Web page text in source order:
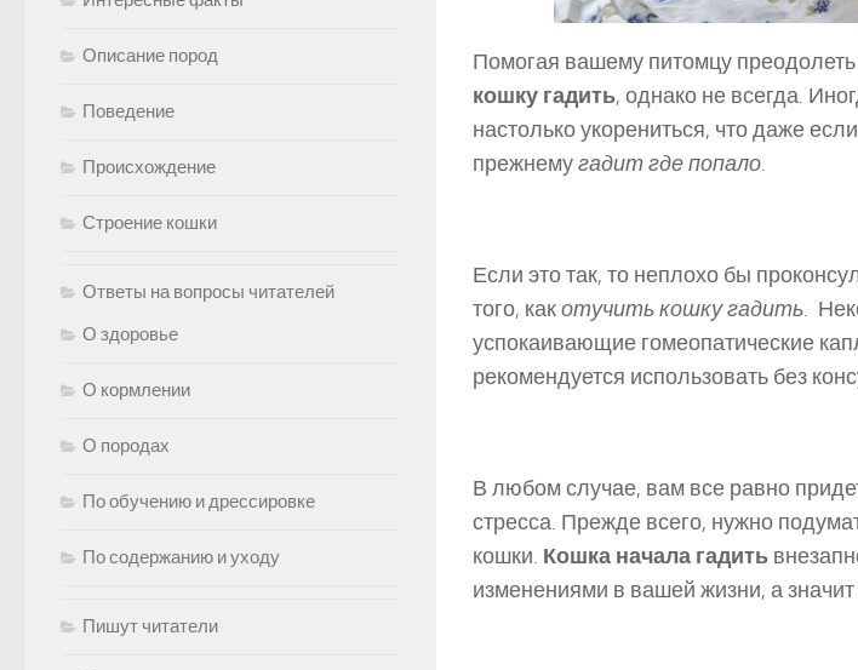
Помогая вашему питомцу преодолеть
кошку гадить, однако не всегда.
настолько укорениться, что даже
прежнемугадит где попало.
Если это так, то неплохо бы
того, какотучить кошку гадить.
успокаивающие гомеопатические
рекомендуется использовать без
В любом случае, вам все равно
стресса. Прежде всего, нужно
кошки. Кошка начала гадить
изменениями в вашей жизни, а
Описание пород
Поведение
Происхождение
Строение кошки
Ответы на вопросы читателей
О здоровье
О кормлении
О породах
По обучению и дрессировке
По содержанию и уходу
Пишут читатели